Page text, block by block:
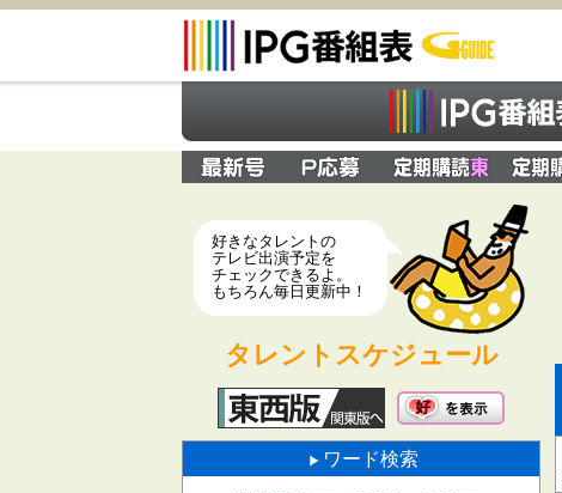
好きなタレントの
テレビ出演予定を
チェックできるよ。
もちろん毎日更新中！
タレントスケジュール
ワード検索